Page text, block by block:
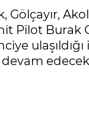
Gölçayır,
Pilot Burak